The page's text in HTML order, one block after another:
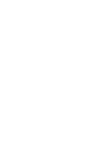
Kunstdruck ziert.